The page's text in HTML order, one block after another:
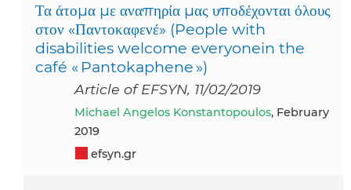
Τα άτομα με αναπηρία μας υποδέχονται όλους
στον «Παντοκαφενέ» (People with
disabilities welcome everyonein the
café « Pantokaphene »)
Article of EFSYN, 11/02/2019
Michael Angelos Konstantopoulos, February
2019
efsyn.gr